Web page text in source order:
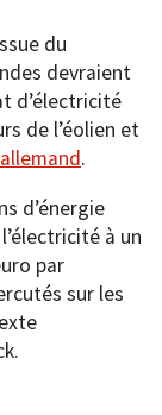
du
devraient
d’électricité
de l’éolien et
.
d’énergie
à un
par
sur les